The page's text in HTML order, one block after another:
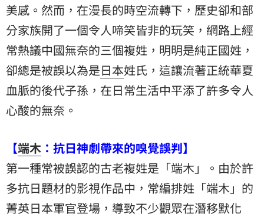
美感。然而，在漫長的時空流轉下，歷史卻和部
分家族開了一個令人啼笑皆非的玩笑，網路上經
常熱議中國無奈的三個複姓，明明是純正國姓，
卻總是被誤以為是日本姓氏，這讓流著正統華夏
血脈的後代子孫，在日常生活中平添了許多令人
心酸的無奈。
【端木 ：抗日神劇帶來的嗅覺誤判】
第一種常被誤認的古老複姓是「端木」。由於許
多抗日題材的影視作品中，常編排姓「端木」的
菁英日本軍官登場，導致不少觀眾在潛移默化